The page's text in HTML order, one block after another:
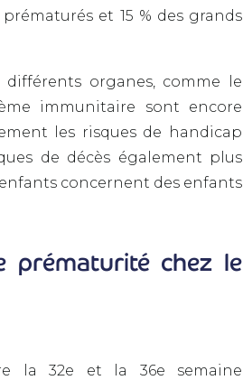
et 15 % des grands
organes, comme le
immunitaire sont encore
les risques de handicap
de décès également plus
enfants concernent des enfants
prématurité chez le
la 32e et la 36e semaine